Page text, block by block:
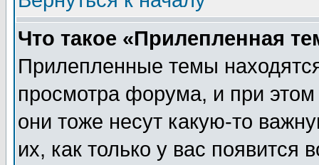
Что такое «Прилепленная
Прилепленные темы
просмотра форума, и при
они тоже несут какую-то
их, как только у вас появится